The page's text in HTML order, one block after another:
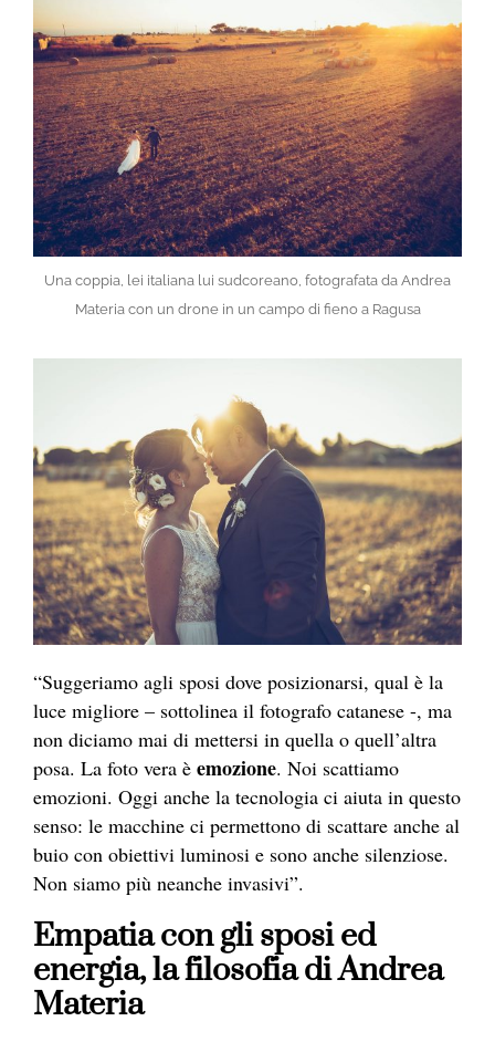
Una coppia, lei italiana lui sudcoreano, fotografata da Andrea
Materia con un drone in un campo di fieno a Ragusa
“Suggeriamo agli sposi dove posizionarsi, qual è la
luce migliore – sottolinea il fotografo catanese -, ma
non diciamo mai di mettersi in quella o quell’altra
posa. La foto vera è emozione. Noi scattiamo
emozioni. Oggi anche la tecnologia ci aiuta in questo
senso: le macchine ci permettono di scattare anche al
buio con obiettivi luminosi e sono anche silenziose.
Non siamo più neanche invasivi”.
Empatia con gli sposi ed
energia, la filosofia di Andrea
Materia